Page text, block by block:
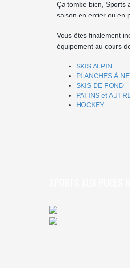
Ça tombe bien, Sports
saison en entier ou en
Vous êtes finalement
équipement au cours
SKIS ALPIN
PLANCHES À
SKIS DE FOND
PATINS et
HOCKEY